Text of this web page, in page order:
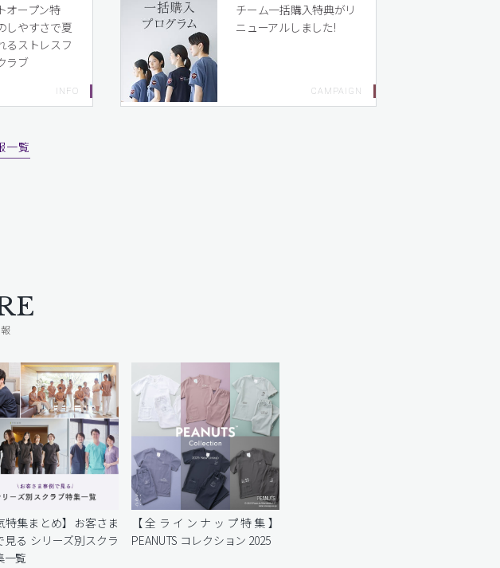
オープン特
しやすさで夏
るストレスフ
ラブ
チーム一括購入特典がリ
ニューアルしました!
一覧
特集まとめ】お客さま
見る シリーズ別スクラ
一覧
【全ラインナップ特集】
PEANUTS コレクション 2025